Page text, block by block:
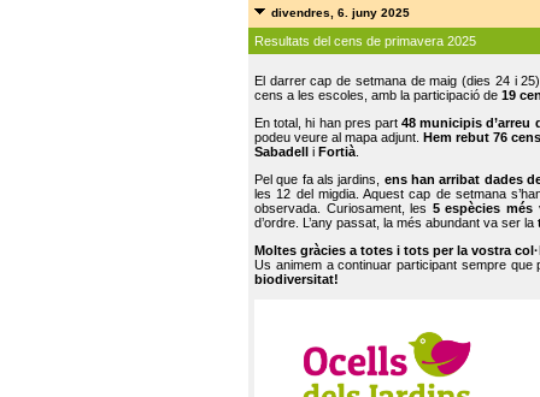
divendres, 6. juny 2025
Resultats del cens de primavera 2025
El darrer cap de setmana de maig (dies 24 i
cens a les escoles, amb la participació de 19
En total, hi han pres part48 municipis d’arreu
podeu veure al mapa adjunt. Hem rebut 76
Sabadell
i Fortià.
Pel que fa als jardins, ens han arribat dades
les 12 del migdia. Aquest cap de setmana
observada. Curiosament, les 5 espècies més
d’ordre. L’any passat, la més abundant va ser la
Moltes gràcies a totes i tots per la vostra
Us animem a continuar participant sempre que
biodiversitat!